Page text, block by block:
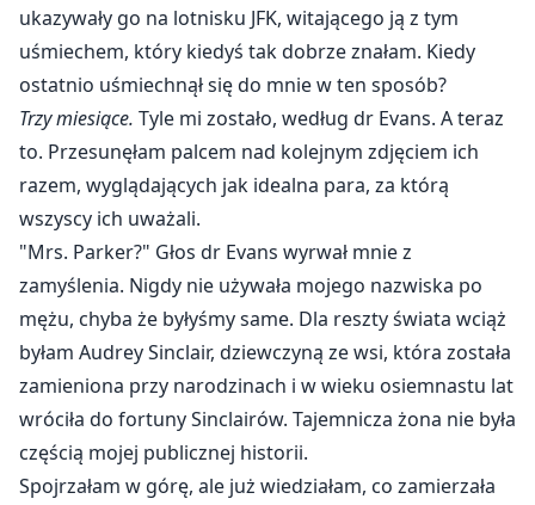
Pięć lat jednostronnej miłości. Trzy lata potajemnego
małżeństwa. Diagnoza, która pozostawia jej trzy
miesiące życia.
Kiedy hollywoodzka gwiazda wraca z Europy, Audrey
Sinclair wie, że nadszedł czas, by zakończyć swoje
bezmiłosne małżeństwo. Ale nie rozumie - skoro jej nie
kocha, dlaczego odmówił, gdy zaproponowała
rozwód? Dlaczego torturuje ją w ostatnich trzech
miesiącach jej życia?
Czas ucieka jak piasek przez klepsydrę, a Audrey musi
wybrać: umrzeć jako pani Parker, czy przeżyć swoje
ostatnie dni w wolności.
ukazywały go na lotnisku JFK, witającego ją z tym
uśmiechem, który kiedyś tak dobrze znałam. Kiedy
ostatnio uśmiechnął się do mnie w ten sposób?
Trzy miesiące. Tyle mi zostało, według dr Evans. A teraz
to. Przesunęłam palcem nad kolejnym zdjęciem ich
razem, wyglądających jak idealna para, za którą
wszyscy ich uważali.
"Mrs. Parker?" Głos dr Evans wyrwał mnie z
zamyślenia. Nigdy nie używała mojego nazwiska po
mężu, chyba że byłyśmy same. Dla reszty świata wciąż
byłam Audrey Sinclair, dziewczyną ze wsi, która została
zamieniona przy narodzinach i w wieku osiemnastu lat
wróciła do fortuny Sinclairów. Tajemnicza żona nie była
częścią mojej publicznej historii.
Spojrzałam w górę, ale już wiedziałam, co zamierzała